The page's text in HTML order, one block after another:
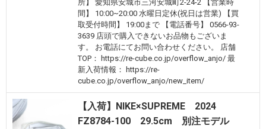
所】 愛知県安城市三河安城町2-24-2 【営業時
間】 10:00~20:00 水曜日定休(祝日は営業) 【買
取受付時間】 19:00まで 【電話番号】 0566-93-
3639 店頭で購入できないお品物もございま
す。 お電話にてお問い合わせください。 店舗
TOP： https://re-cube.co.jp/overflow_anjo/ 最
新入荷情報： https://re-
cube.co.jp/overflow_anjo/new_item/
【入荷】NIKE×SUPREME 2024
FZ8784-100 29.5cm 別注モデル